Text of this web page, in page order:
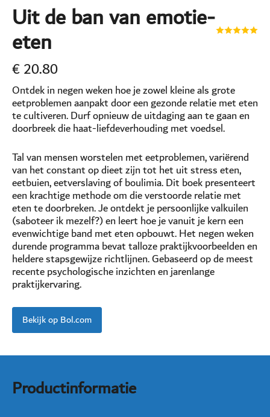
Uit de ban van emotie-
eten
€20.80
Ontdek in negen weken hoe je zowel kleine als grote
eetproblemen aanpakt door een gezonde relatie met eten
te cultiveren. Durf opnieuw de uitdaging aan te gaan en
doorbreek die haat-liefdeverhouding met voedsel.
Tal van mensen worstelen met eetproblemen, variërend
van het constant op dieet zijn tot het uit stress eten,
eetbuien, eetverslaving of boulimia. Dit boek presenteert
een krachtige methode om die verstoorde relatie met
eten te doorbreken. Je ontdekt je persoonlijke valkuilen
(saboteer ik mezelf?) en leert hoe je vanuit je kern een
evenwichtige band met eten opbouwt. Het negen weken
durende programma bevat talloze praktijkvoorbeelden en
heldere stapsgewijze richtlijnen. Gebaseerd op de meest
recente psychologische inzichten en jarenlange
praktijkervaring.
Bekijk op Bol.com
Productinformatie